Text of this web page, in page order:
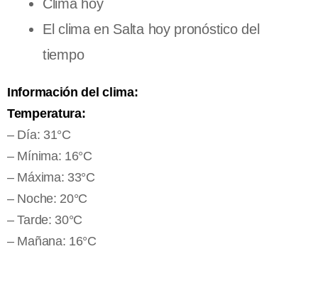
Clima hoy
El clima en Salta hoy pronóstico del
tiempo
Información del clima:
Temperatura:
– Día: 31°C
– Mínima: 16°C
– Máxima: 33°C
– Noche: 20°C
– Tarde: 30°C
– Mañana: 16°C